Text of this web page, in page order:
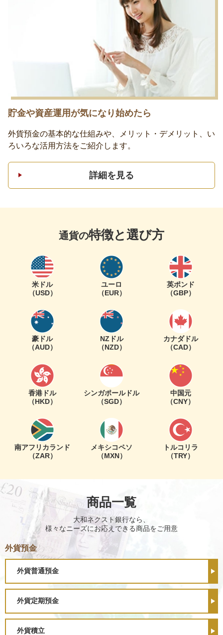
貯金や資産運用が気になり始めたら
外貨預金の基本的な仕組みや、メリット・デメリット、い
ろいろな活用方法をご紹介します。
詳細を見る
通貨の特徴と選び方
米ドル
（USD）
ユーロ
（EUR）
英ポンド
（GBP）
豪ドル
（AUD）
NZドル
（NZD）
カナダドル
（CAD）
香港ドル
（HKD）
シンガポールドル
（SGD）
中国元
（CNY）
南アフリカランド
（ZAR）
メキシコペソ
（MXN）
トルコリラ
（TRY）
商品一覧
大和ネクスト銀行なら、
様々なニーズにお応えできる商品をご用意
外貨預金
外貨普通預金
外貨定期預金
外貨積立